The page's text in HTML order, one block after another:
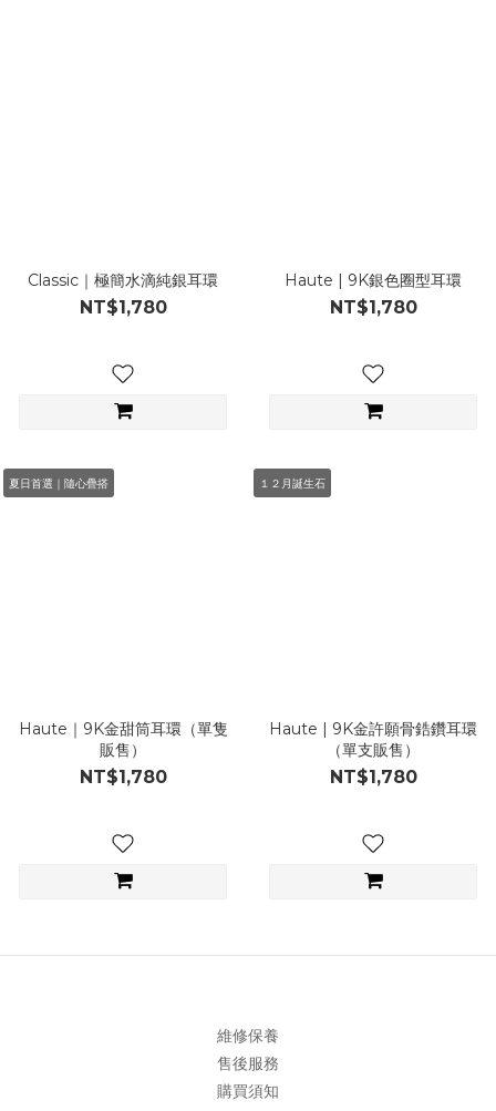
Classic｜極簡水滴純銀耳環
NT$1,780
Haute | 9K銀色圈型耳環
NT$1,780
夏日首選｜隨心疊搭
Haute｜9K金甜筒耳環（單隻
販售）
NT$1,780
１２月誕生石
Haute | 9K金許願骨鋯鑽耳環
（單支販售）
NT$1,780
維修保養
售後服務
購買須知